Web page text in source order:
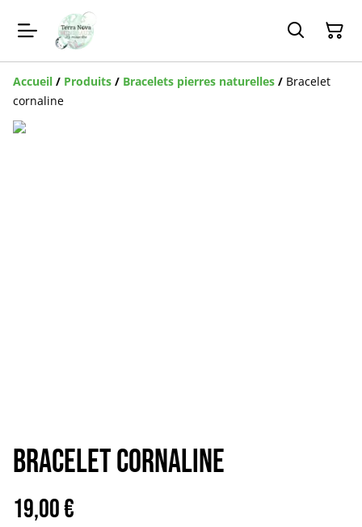
Accueil / Produits / Bracelets pierres naturelles / Bracelet
cornaline
Bracelet cornaline
19,00 €